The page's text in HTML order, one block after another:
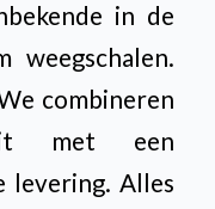
in de
weegschalen.
combineren
met een
levering. Alles